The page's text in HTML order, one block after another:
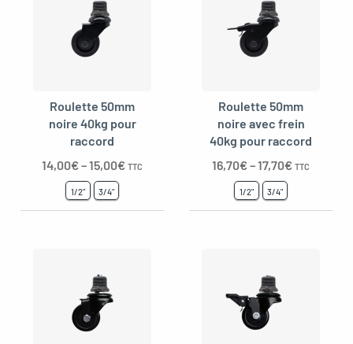
Roulette 50mm
noire 40kg pour
raccord
14,00€–15,00€ TTC
1/2" 3/4"
Roulette 50mm
noire avec frein
40kg pour raccord
16,70€–17,70€ TTC
1/2" 3/4"